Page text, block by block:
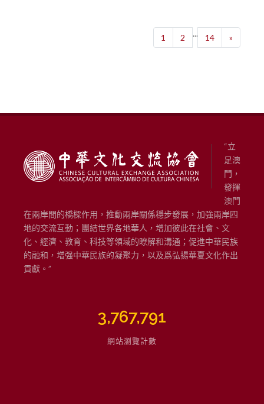
1 2 ... 14 »
“立
足澳
門，
發揮
澳門
在兩岸間的橋樑作用，推動兩岸關係穩步發展，加強兩岸四
地的交流互動；團結世界各地華人，增加彼此在社會、文
化、經濟、教育、科技等領域的瞭解和溝通；促進中華民族
的融和，增强中華民族的凝聚力，以及爲弘揚華夏文化作出
貢獻。”
3,767,791
網站瀏覽計數